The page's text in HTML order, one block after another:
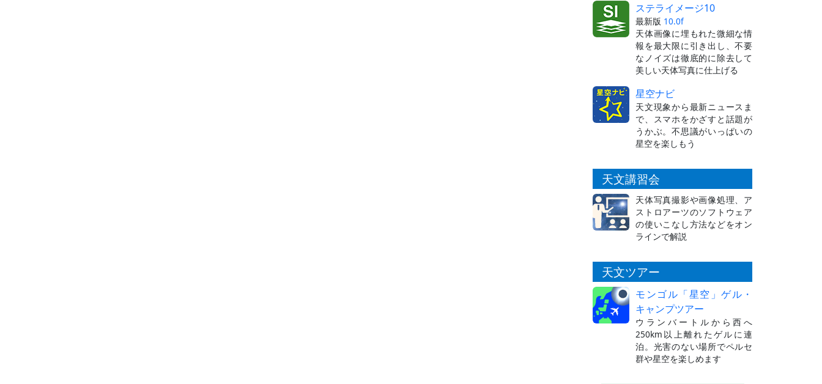
ステライメージ10
最新版 10.0f
天体画像に埋もれた微細な情
報を最大限に引き出し、不要
なノイズは徹底的に除去して
美しい天体写真に仕上げる
星空ナビ
天文現象から最新ニュースま
で、スマホをかざすと話題が
うかぶ。不思議がいっぱいの
星空を楽しもう
天文講習会
天体写真撮影や画像処理、ア
ストロアーツのソフトウェア
の使いこなし方法などをオン
ラインで解説
天文ツアー
モンゴル「星空」ゲル・
キャンプツアー
ウランバートルから西へ
250km以上離れたゲルに連
泊。光害のない場所でペルセ
群や星空を楽しめます